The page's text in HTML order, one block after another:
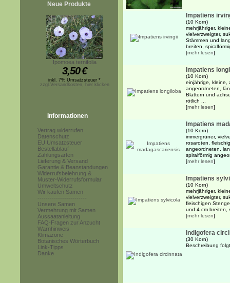
Neue Produkte
Ipomoea ternifolia
3,50€
inkl. 7% Umsatzsteuer *
zzgl.Versandkosten, hier klicken
Informationen
Vertrag widerrufen
Datenschutz
EU Umsatzsteuer
Bestellablauf
Zahlungsarten
Lieferung & Versand
Garantie & Beanstandungen
Widerrufsbelehrung &
Muster-Widerrufsformular
Umweltschutz
Wir kaufen Samen
------------------------
Unsere Samen
Vermehrung mit Samen
Aussaatanleitung
FAQ-Fragen zur Anzucht
Warnhinweis
Klimazone
Botanisches Wörterbuch
Link-Tipps
Danke
Impatiens
(10 Korn)
mehrjähriger,
vielverzweigter,
Stämmen und
breiten,
[mehr lesen]
Impatiens
(10 Korn)
einjährige, kleine,
angeordneten,
Blättern und
rötlich ...
[mehr lesen]
Impatiens
(10 Korn)
immergrüner,
rosaroten,
angeordneten,
spiralförmig
[mehr lesen]
Impatiens
(10 Korn)
mehrjähriger,
vielverzweigter,
fleischigen
und 4 cm breiten,
[mehr lesen]
Indigofera
(30 Korn)
Beschreibung